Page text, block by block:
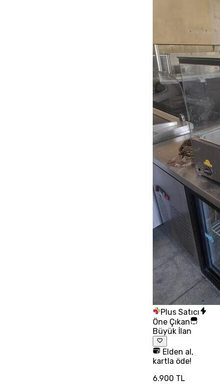
Plus Satıcı
Öne Çıkan
Büyük İlan
Elden al,
kartla öde!
6.900 TL